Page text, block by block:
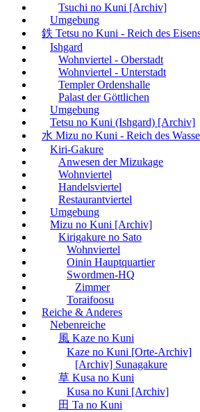
Tsuchi no Kuni [Archiv]
Umgebung
鉄 Tetsu no Kuni - Reich des
Ishgard
Wohnviertel - Oberstadt
Wohnviertel - Unterstadt
Templer Ordenshalle
Palast der Göttlichen
Umgebung
Tetsu no Kuni (Ishgard) [Archiv]
水 Mizu no Kuni - Reich des
Kiri-Gakure
Anwesen der Mizukage
Wohnviertel
Handelsviertel
Restaurantviertel
Umgebung
Mizu no Kuni [Archiv]
Kirigakure no Sato
Wohnviertel
Oinin Hauptquartier
Swordmen-HQ
Zimmer
Toraifoosu
Reiche & Anderes
Nebenreiche
風 Kaze no Kuni
Kaze no Kuni [Orte-Archiv]
[Archiv] Sunagakure
草 Kusa no Kuni
Kusa no Kuni [Archiv]
田 Ta no Kuni